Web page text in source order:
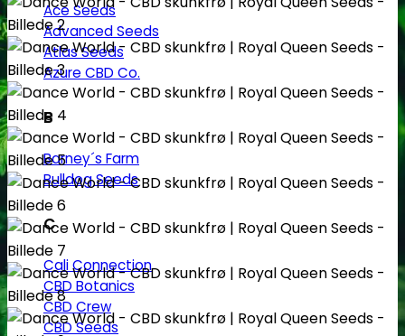
Ace Seeds
Advanced Seeds
Atlas Seeds
Azure CBD Co.
B
Barney´s Farm
Bulldog Seeds
C
Cali Connection
CBD Botanics
CBD Crew
CBD Seeds